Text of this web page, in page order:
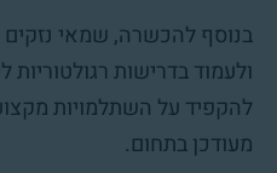
בנוסף להכשרה, שמאי
ולעמוד בדרישות
להקפיד על השתלמויות
מעודכן בתחום.